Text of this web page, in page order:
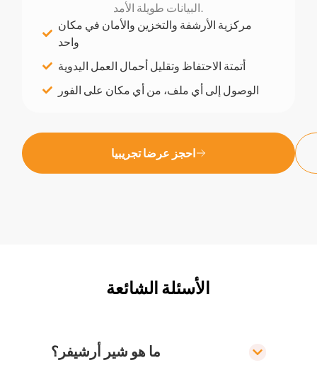
البيانات طويلة الأمد.
مركزية الأرشفة والتخزين والأمان في مكان
واحد
أتمتة الاحتفاظ وتقليل أحمال العمل اليدوية
الوصول إلى أي ملف، من أي مكان على الفور
احجز عرضا تجريبيا
الأسئلة الشائعة
ما هو شير أرشيفر؟